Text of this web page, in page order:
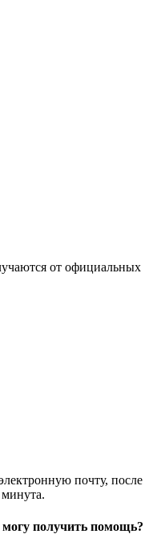
от официальных
почту, после
получить помощь?